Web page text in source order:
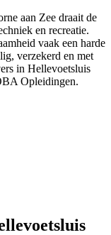
aan Zee draait de
en recreatie.
vaak een harde
verzekerd en met
in Hellevoetsluis
Opleidingen.